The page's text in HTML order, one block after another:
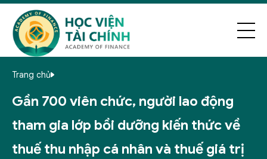
Trang chủ
Gần 700 viên chức, người lao động
tham gia lớp bồi dưỡng kiến thức về
thuế thu nhập cá nhân và thuế giá trị